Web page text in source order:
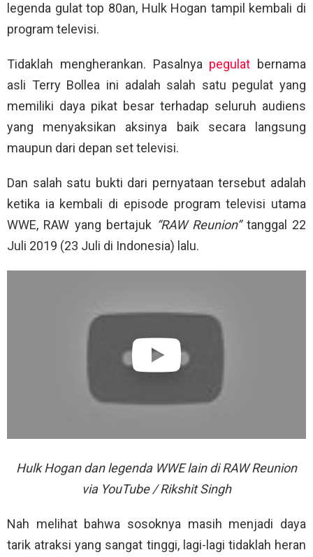
legenda gulat top 80an, Hulk Hogan tampil kembali di
program televisi.
Tidaklah mengherankan. Pasalnya pegulat bernama
asli Terry Bollea ini adalah salah satu pegulat yang
memiliki daya pikat besar terhadap seluruh audiens
yang menyaksikan aksinya baik secara langsung
maupun dari depan set televisi.
Dan salah satu bukti dari pernyataan tersebut adalah
ketika ia kembali di episode program televisi utama
WWE, RAW yang bertajuk “RAW Reunion” tanggal 22
Juli 2019 (23 Juli di Indonesia) lalu.
Hulk Hogan dan legenda WWE lain di RAW Reunion
via YouTube / Rikshit Singh
Nah melihat bahwa sosoknya masih menjadi daya
tarik atraksi yang sangat tinggi, lagi-lagi tidaklah heran